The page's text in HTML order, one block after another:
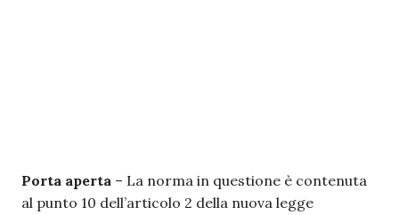
Porta aperta – La norma in questione è contenuta
al punto 10 dell’articolo 2 della nuova legge